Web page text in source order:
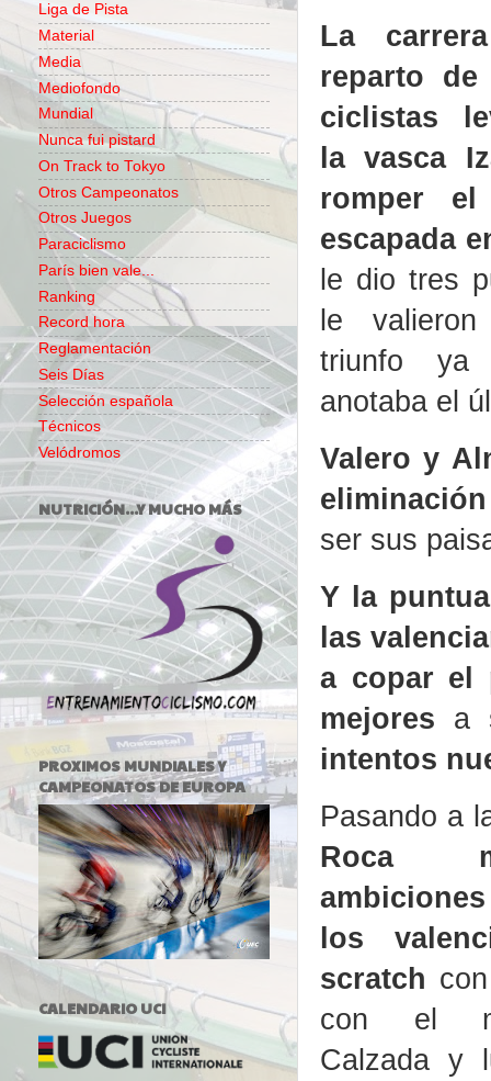
La
reparto
ciclistas
la vasca
romper
escapada
le dio tres
le
triunfo ya
anotaba el
Valero y
ser sus
Y la
las
a copar el
mejores a
intentos
Pasando a
Roca
los
scratch
con el
Calzada y
Liga de Pista
Material
Media
Mediofondo
Mundial
Nunca fui pistard
On Track to Tokyo
Otros Campeonatos
Otros Juegos
Paraciclismo
París bien vale...
Ranking
Record hora
Reglamentación
Seis Días
Selección española
Técnicos
Velódromos
NUTRICIÓN...Y MUCHO MÁS
PROXIMOS MUNDIALES Y
CAMPEONATOS DE EUROPA
CALENDARIO UCI